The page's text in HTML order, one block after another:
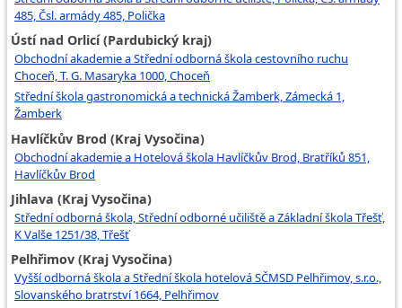
485, Čsl. armády 485, Polička
Ústí nad Orlicí (Pardubický kraj)
Obchodní akademie a Střední odborná škola cestovního ruchu
Choceň, T. G. Masaryka 1000, Choceň
Střední škola gastronomická a technická Žamberk, Zámecká 1,
Žamberk
Havlíčkův Brod (Kraj Vysočina)
Obchodní akademie a Hotelová škola Havlíčkův Brod, Bratříků 851,
Havlíčkův Brod
Jihlava (Kraj Vysočina)
Střední odborná škola, Střední odborné učiliště a Základní škola Třešť,
K Valše 1251/38, Třešť
Pelhřimov (Kraj Vysočina)
Vyšší odborná škola a Střední škola hotelová SČMSD Pelhřimov, s.r.o.,
Slovanského bratrství 1664, Pelhřimov